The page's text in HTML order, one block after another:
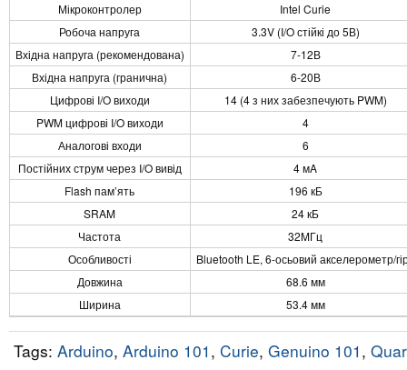
Мікроконтролер
Intel Curie
Робоча напруга
3.3V (I/O стійкі до 5В)
Вхідна напруга (рекомендована)
7-12В
Вхідна напруга (гранична)
6-20В
Цифрові I/O виходи
14 (4 з них забезпечують PWM)
PWM цифрові I/O виходи
4
Аналогові входи
6
Постійних струм через I/O вивід
4 мA
Flash пам’ять
196 кБ
SRAM
24 кБ
Частота
32MГц
Особливості
Bluetooth LE, 6-осьовий акселерометр/
Довжина
68.6 мм
Ширина
53.4 мм
Tags: Arduino, Arduino 101 , Curie, Genuino 101 ,